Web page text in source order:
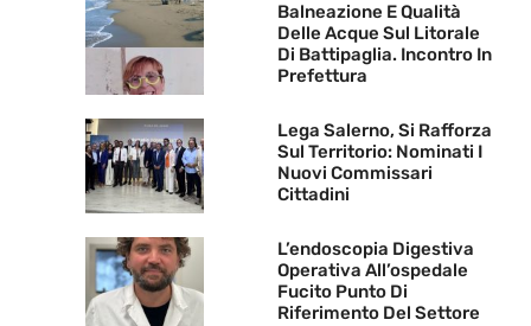
Balneazione E Qualità
Delle Acque Sul Litorale
Di Battipaglia. Incontro In
Prefettura
Lega Salerno, Si Rafforza
Sul Territorio: Nominati I
Nuovi Commissari
Cittadini
L’endoscopia Digestiva
Operativa All’ospedale
Fucito Punto Di
Riferimento Del Settore